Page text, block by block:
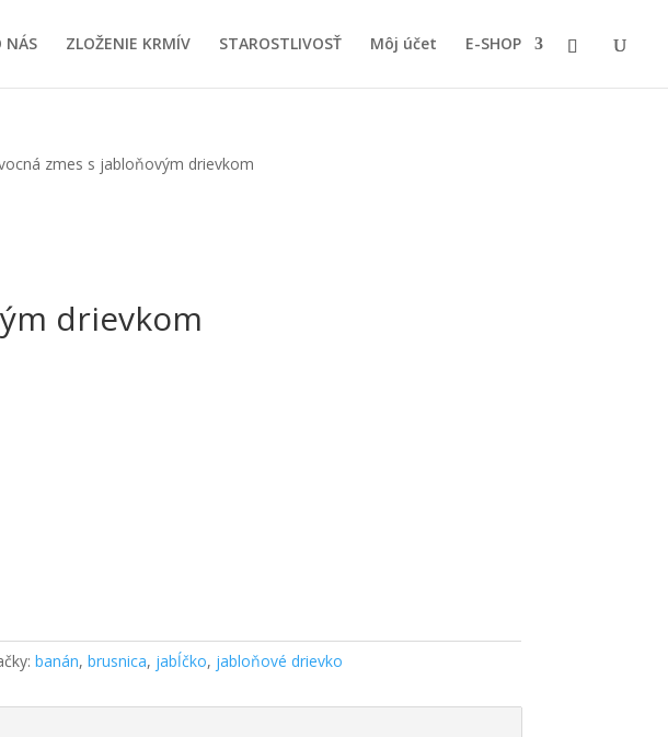
NÁS ZLOŽENIE KRMÍV STAROSTLIVOSŤ Môj účet E-SHOP
zmes s jabloňovým drievkom
drievkom
banán,brusnica, jabĺčko, jabloňové drievko